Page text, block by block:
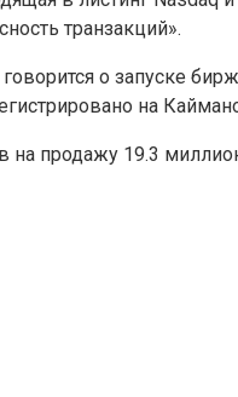
транзакций».
о запуске
на
продажу 19.3